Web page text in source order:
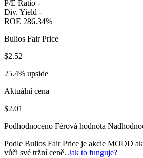
P/E Ratio -
Div. Yield -
ROE 286.34%
Bulios Fair Price
$2.52
25.4% upside
Aktuální cena
$2.01
Podhodnoceno Férová hodnota
Podle Bulios Fair Price je akcie MODD
vůči své tržní ceně. Jak to funguje?